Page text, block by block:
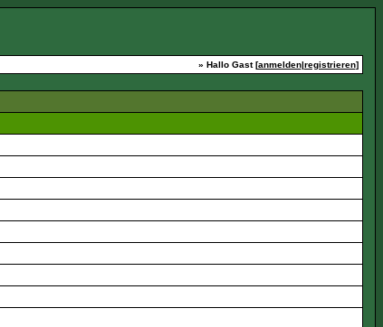
» Hallo Gast [anmelden|registrieren]